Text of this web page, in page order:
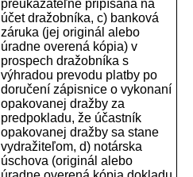
preukázateľne pripísaná na
účet dražobníka, c) banková
záruka (jej originál alebo
úradne overená kópia) v
prospech dražobníka s
výhradou prevodu platby po
doručení zápisnice o vykonaní
opakovanej dražby za
predpokladu, že účastník
opakovanej dražby sa stane
vydražiteľom, d) notárska
úschova (originál alebo